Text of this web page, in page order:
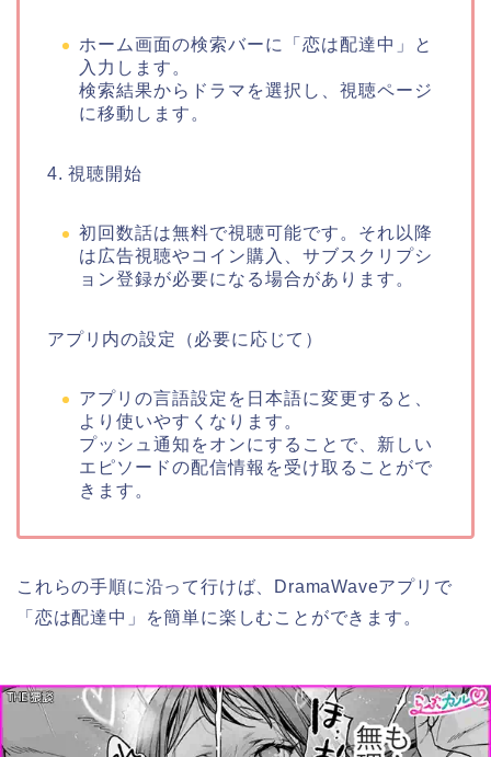
ホーム画面の検索バーに「恋は配達中」と
入力します。
検索結果からドラマを選択し、視聴ページ
に移動します。
4. 視聴開始
初回数話は無料で視聴可能です。それ以降
は広告視聴やコイン購入、サブスクリプシ
ョン登録が必要になる場合があります。
アプリ内の設定（必要に応じて）
アプリの言語設定を日本語に変更すると、
より使いやすくなります。
プッシュ通知をオンにすることで、新しい
エピソードの配信情報を受け取ることがで
きます。
これらの手順に沿って行けば、DramaWaveアプリで
「恋は配達中」を簡単に楽しむことができます。